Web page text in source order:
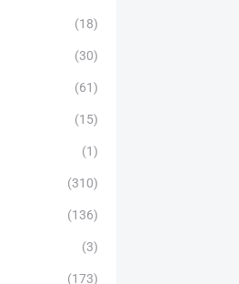
(18)
(30)
(61)
(15)
(1)
(310)
(136)
(3)
(173)